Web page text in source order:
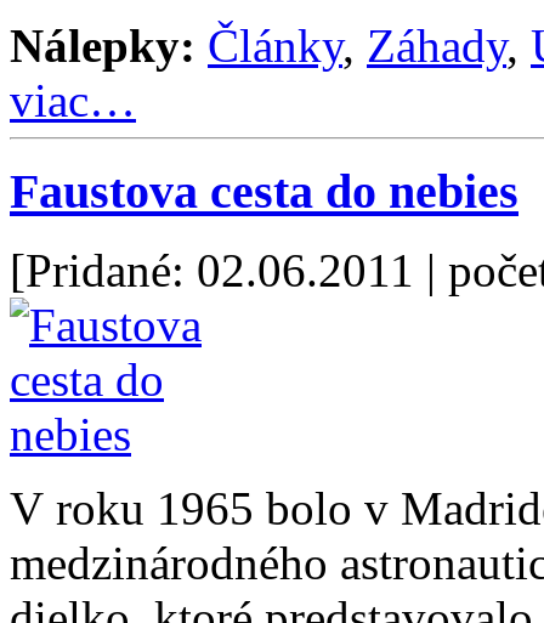
Nálepky: Články, Záhady,
viac…
Faustova cesta do nebies
[Pridané: 02.06.2011 |
V roku 1965 bolo v
medzinárodného